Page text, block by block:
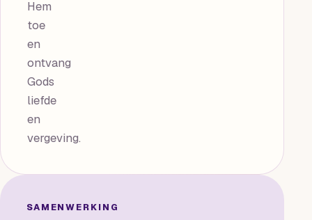
Hem
toe
en
ontvang
Gods
liefde
en
vergeving.
SAMENWERKING